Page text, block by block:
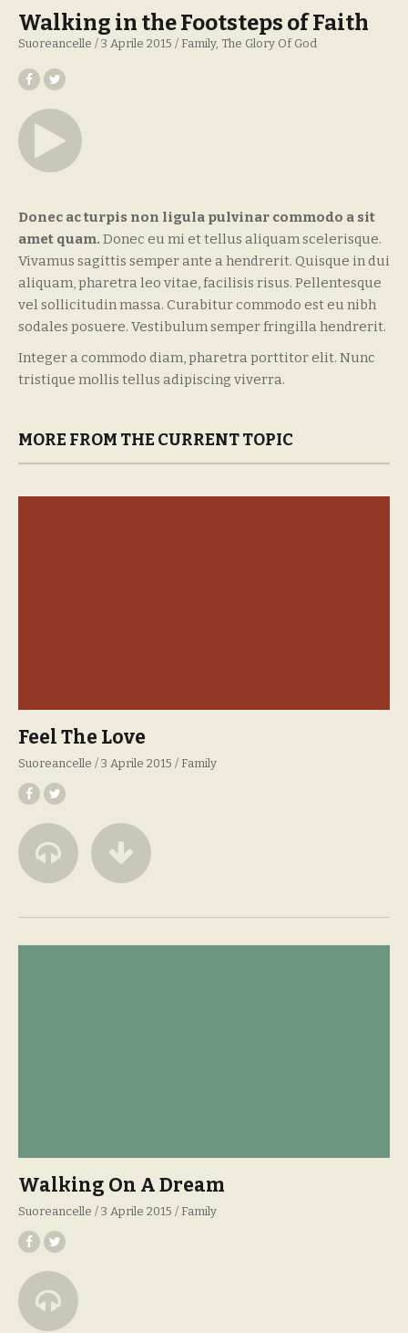
Walking in the Footsteps of Faith
Suoreancelle 3 Aprile 2015 Family The Glory Of God
Donec ac turpis non ligula pulvinar commodo a sit
amet quam. Donec eu mi et tellus aliquam scelerisque.
Vivamus sagittis semper ante a hendrerit. Quisque in dui
aliquam, pharetra leo vitae, facilisis risus. Pellentesque
vel sollicitudin massa. Curabitur commodo est eu nibh
sodales posuere. Vestibulum semper fringilla hendrerit.
Integer a commodo diam, pharetra porttitor elit. Nunc
tristique mollis tellus adipiscing viverra.
MORE FROM THE CURRENT TOPIC
Feel The Love
Suoreancelle 3 Aprile 2015 Family
Walking On A Dream
Suoreancelle 3 Aprile 2015 Family